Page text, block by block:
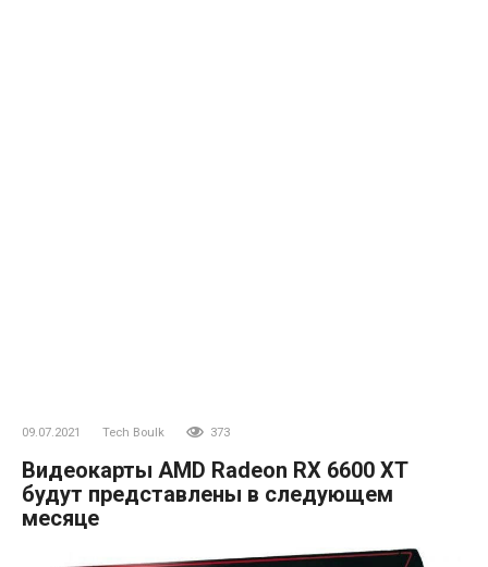
09.07.2021 Tech Boulk 373
Видеокарты AMD Radeon RX 6600 XT
будут представлены в следующем
месяце